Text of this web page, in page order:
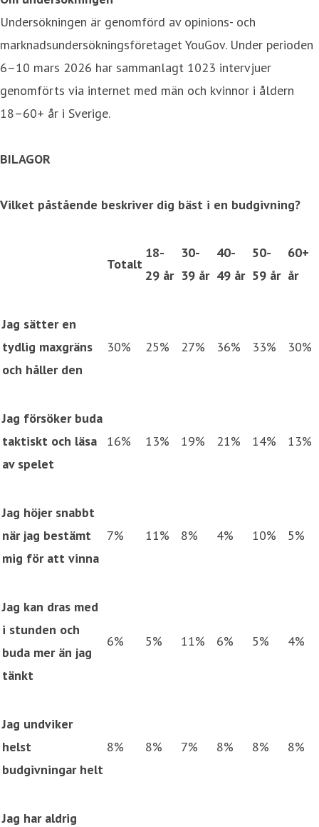
Undersökningen är genomförd av opinions- och
marknadsundersökningsföretaget YouGov. Under perioden
6–10 mars 2026 har sammanlagt 1023 intervjuer
genomförts via internet med män och kvinnor i åldern
18–60+ år i Sverige.
BILAGOR
Vilket påstående beskriver dig bäst i en budgivning?
Totalt
18-
29 år
30-
39 år
40-
49 år
50-
59 år
60+
år
Jag sätter en
tydlig maxgräns
och håller den
30% 25% 27% 36% 33% 30%
Jag försöker buda
taktiskt och läsa
av spelet
16% 13% 19% 21% 14% 13%
Jag höjer snabbt
när jag bestämt
mig för att vinna
7% 11% 8% 4% 10% 5%
Jag kan dras med
i stunden och
buda mer än jag
tänkt
6% 5% 11% 6% 5% 4%
Jag undviker
helst
budgivningar helt
8% 8% 7% 8% 8% 8%
Jag har aldrig